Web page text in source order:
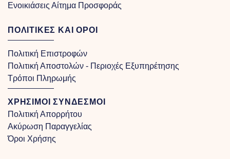
Ενοικιάσεις Αίτημα Προσφοράς
ΠΟΛΙΤΙΚΕΣ ΚΑΙ ΟΡΟΙ
Πολιτική Επιστροφών
Πολιτική Αποστολών - Περιοχές Εξυπηρέτησης
Τρόποι Πληρωμής
ΧΡΗΣΙΜΟΙ ΣΥΝΔΕΣΜΟΙ
Πολιτική Απορρήτου
Ακύρωση Παραγγελίας
Όροι Χρήσης